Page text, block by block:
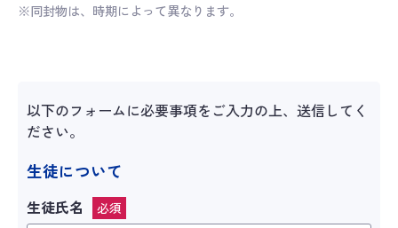
※同封物は、時期によって異なります。
以下のフォームに必要事項をご入力の上、送信してく
ださい。
生徒について
生徒氏名 必須